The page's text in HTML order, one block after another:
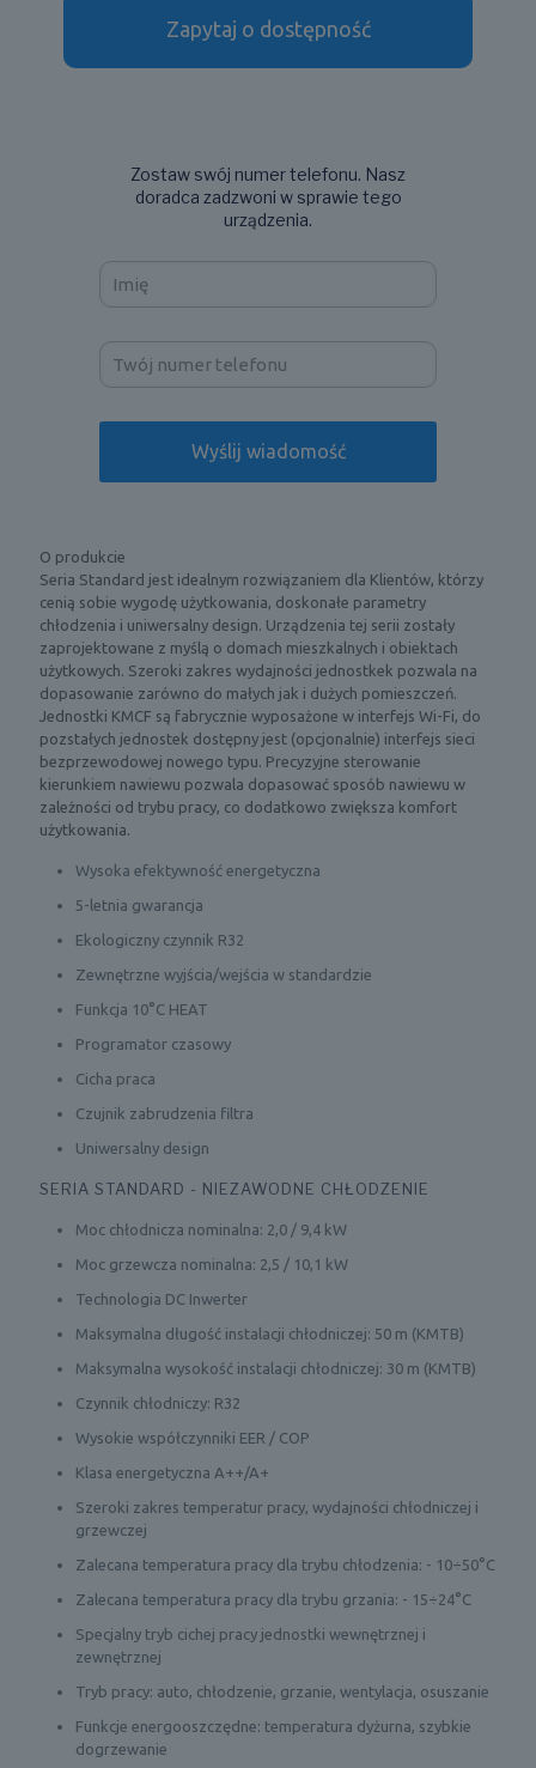
Zapytaj o dostępność
Zostaw swój numer telefonu. Nasz
doradca zadzwoni w sprawie tego
urządzenia.
O produkcie
Seria Standard jest idealnym rozwiązaniem dla Klientów, którzy
cenią sobie wygodę użytkowania, doskonałe parametry
chłodzenia i uniwersalny design. Urządzenia tej serii zostały
zaprojektowane z myślą o domach mieszkalnych i obiektach
użytkowych. Szeroki zakres wydajności jednostkek pozwala na
dopasowanie zarówno do małych jak i dużych pomieszczeń.
Jednostki KMCF są fabrycznie wyposażone w interfejs Wi-Fi, do
pozstałych jednostek dostępny jest (opcjonalnie) interfejs sieci
bezprzewodowej nowego typu. Precyzyjne sterowanie
kierunkiem nawiewu pozwala dopasować sposób nawiewu w
zależności od trybu pracy, co dodatkowo zwiększa komfort
użytkowania.
Wysoka efektywność energetyczna
5-letnia gwarancja
Ekologiczny czynnik R32
Zewnętrzne wyjścia/wejścia w standardzie
Funkcja 10°C HEAT
Programator czasowy
Cicha praca
Czujnik zabrudzenia filtra
Uniwersalny design
SERIA STANDARD - NIEZAWODNE CHŁODZENIE
Moc chłodnicza nominalna: 2,0 / 9,4 kW
Moc grzewcza nominalna: 2,5 / 10,1 kW
Technologia DC Inwerter
Maksymalna długość instalacji chłodniczej: 50 m (KMTB)
Maksymalna wysokość instalacji chłodniczej: 30 m (KMTB)
Czynnik chłodniczy: R32
Wysokie współczynniki EER / COP
Klasa energetyczna A++/A+
Szeroki zakres temperatur pracy, wydajności chłodniczej i
grzewczej
Zalecana temperatura pracy dla trybu chłodzenia: - 10÷50°C
Zalecana temperatura pracy dla trybu grzania: - 15÷24°C
Specjalny tryb cichej pracy jednostki wewnętrznej i
zewnętrznej
Tryb pracy: auto, chłodzenie, grzanie, wentylacja, osuszanie
Funkcje energooszczędne: temperatura dyżurna, szybkie
dogrzewanie